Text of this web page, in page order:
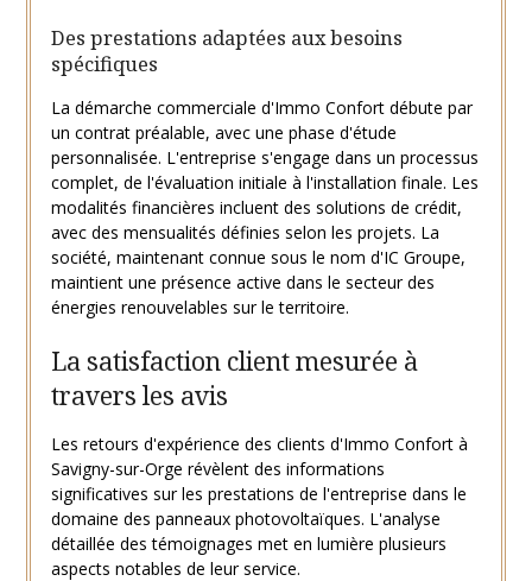
Des prestations adaptées aux besoins
spécifiques
La démarche commerciale d'Immo Confort débute par
un contrat préalable, avec une phase d'étude
personnalisée. L'entreprise s'engage dans un processus
complet, de l'évaluation initiale à l'installation finale. Les
modalités financières incluent des solutions de crédit,
avec des mensualités définies selon les projets. La
société, maintenant connue sous le nom d'IC Groupe,
maintient une présence active dans le secteur des
énergies renouvelables sur le territoire.
La satisfaction client mesurée à
travers les avis
Les retours d'expérience des clients d'Immo Confort à
Savigny-sur-Orge révèlent des informations
significatives sur les prestations de l'entreprise dans le
domaine des panneaux photovoltaïques. L'analyse
détaillée des témoignages met en lumière plusieurs
aspects notables de leur service.